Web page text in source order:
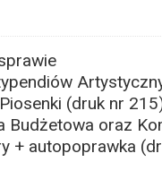
(druk nr
Budżetowa oraz
+ autopoprawka